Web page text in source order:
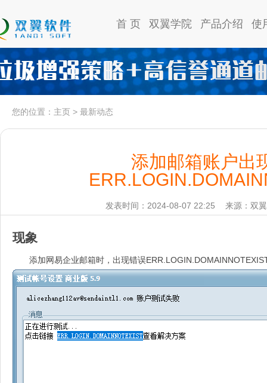
首 页 双翼学院 产品介绍 使
您的位置： 主页 > 最新动态
添加邮箱账户出
发表时间：2024-08-07 22:25 来源：双
现象
添加网易企业邮箱时，出现错误